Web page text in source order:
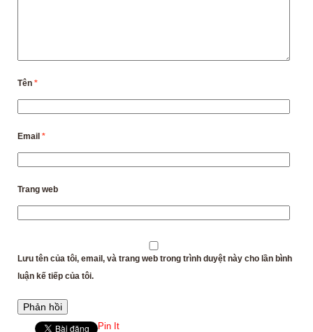
Tên *
Email *
Trang web
Lưu tên của tôi, email, và trang web trong trình duyệt này cho lần bình
luận kế tiếp của tôi.
Pin It